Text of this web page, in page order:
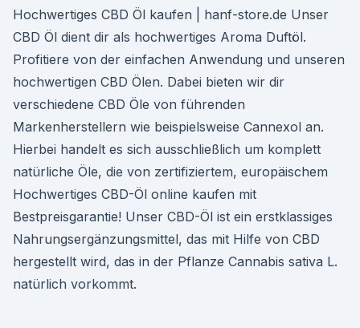
Hochwertiges CBD Öl kaufen | hanf-store.de Unser
CBD Öl dient dir als hochwertiges Aroma Duftöl.
Profitiere von der einfachen Anwendung und unseren
hochwertigen CBD Ölen. Dabei bieten wir dir
verschiedene CBD Öle von führenden
Markenherstellern wie beispielsweise Cannexol an.
Hierbei handelt es sich ausschließlich um komplett
natürliche Öle, die von zertifiziertem, europäischem
Hochwertiges CBD-Öl online kaufen mit
Bestpreisgarantie! Unser CBD-Öl ist ein erstklassiges
Nahrungsergänzungsmittel, das mit Hilfe von CBD
hergestellt wird, das in der Pflanze Cannabis sativa L.
natürlich vorkommt.